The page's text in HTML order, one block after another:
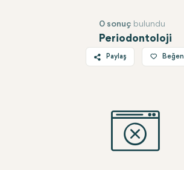
Periodontoloji
0 sonuçbulundu
Paylaş
WhatsApp
Beğen